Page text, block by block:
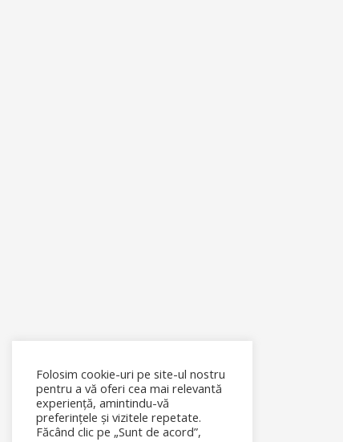
Folosim cookie-uri pe site-ul nostru
pentru a vă oferi cea mai relevantă
experiență, amintindu-vă
preferințele și vizitele repetate.
Făcând clic pe „Sunt de acord”,